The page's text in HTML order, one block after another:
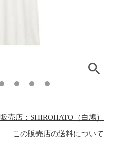
販売店：SHIROHATO（白鳩）
この販売店の送料について